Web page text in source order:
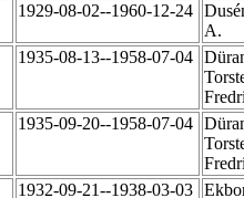
1929-08-02--1960-12-24
A.
1935-08-13--1958-07-04
1935-09-20--1958-07-04
1932-09-21--1938-03-03